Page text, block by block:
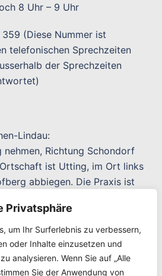
Privatsphäre
um Ihr Surferlebnis zu verbessern,
oder Inhalte einzusetzen und
analysieren. Wenn Sie auf „Alle
Sie der Anwendung von
8 Uhr – 9 Uhr
(Diese Nummer ist
telefonischen Sprechzeiten
der Sprechzeiten
Lindau:
Richtung Schondorf
ist Utting, im Ort links
abbiegen. Die Praxis ist
In der Ortsmitte rechts in den
Die Praxis ist nach ca
Strassenseite